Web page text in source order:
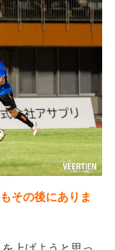
その後にありま